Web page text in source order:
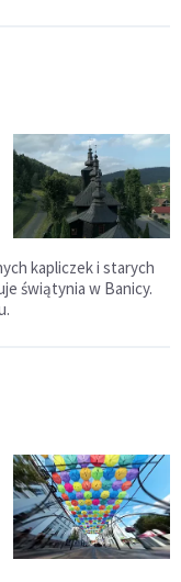
kapliczek i starych
świątynia w Banicy.